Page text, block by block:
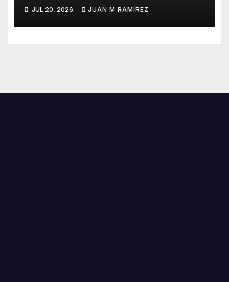
caminata protesta en SDN
contra el alto costo de la vida
y los abusos policiales
JUL 20, 2026 JUAN M RAMÍREZ